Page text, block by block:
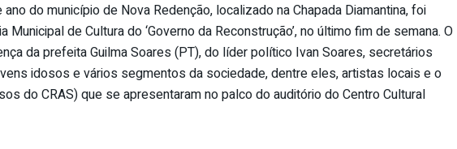
do município de Nova Redenção, localizado na Chapada Diamantina, foi
de Cultura do ‘Governo da Reconstrução’, no último fim de semana. O
da prefeita Guilma Soares (PT), do líder político Ivan Soares, secretários
idosos e vários segmentos da sociedade, dentre eles, artistas locais e o
do CRAS) que se apresentaram no palco do auditório do Centro Cultural